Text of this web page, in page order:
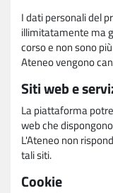
I dati personali del
illimitatamente ma
corso e non sono
Ateneo vengono
Siti web e
La piattaforma
web che
L'Ateneo non
tali siti.
Cookie